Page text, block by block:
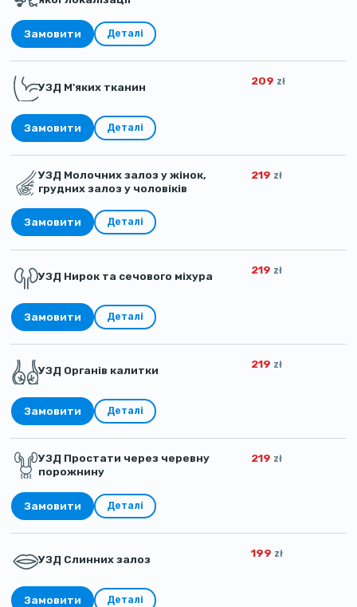
Замовити Деталі
УЗД М'яких тканин 209 zł
Замовити Деталі
УЗД Молочних залоз у жінок,
грудних залоз у чоловіків
219 zł
Замовити Деталі
УЗД Нирок та сечового міхура 219 zł
Замовити Деталі
УЗД Органів калитки 219 zł
Замовити Деталі
УЗД Простати через черевну
порожнину
219 zł
Замовити Деталі
УЗД Слинних залоз 199 zł
Замовити Деталі